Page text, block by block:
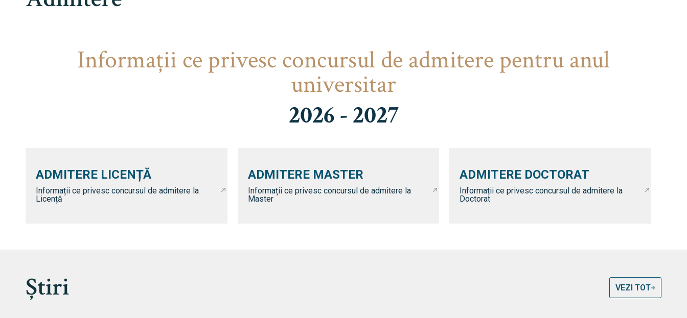
Informaţii ce privesc concursul de admitere pentru anul
universitar
2026 - 2027
ADMITERE LICENȚĂ
Informații ce privesc concursul de admitere la
Licență
ADMITERE MASTER
Informații ce privesc concursul de admitere la
Master
ADMITERE DOCTORAT
Informații ce privesc concursul de admitere la
Doctorat
Știri VEZI TOT